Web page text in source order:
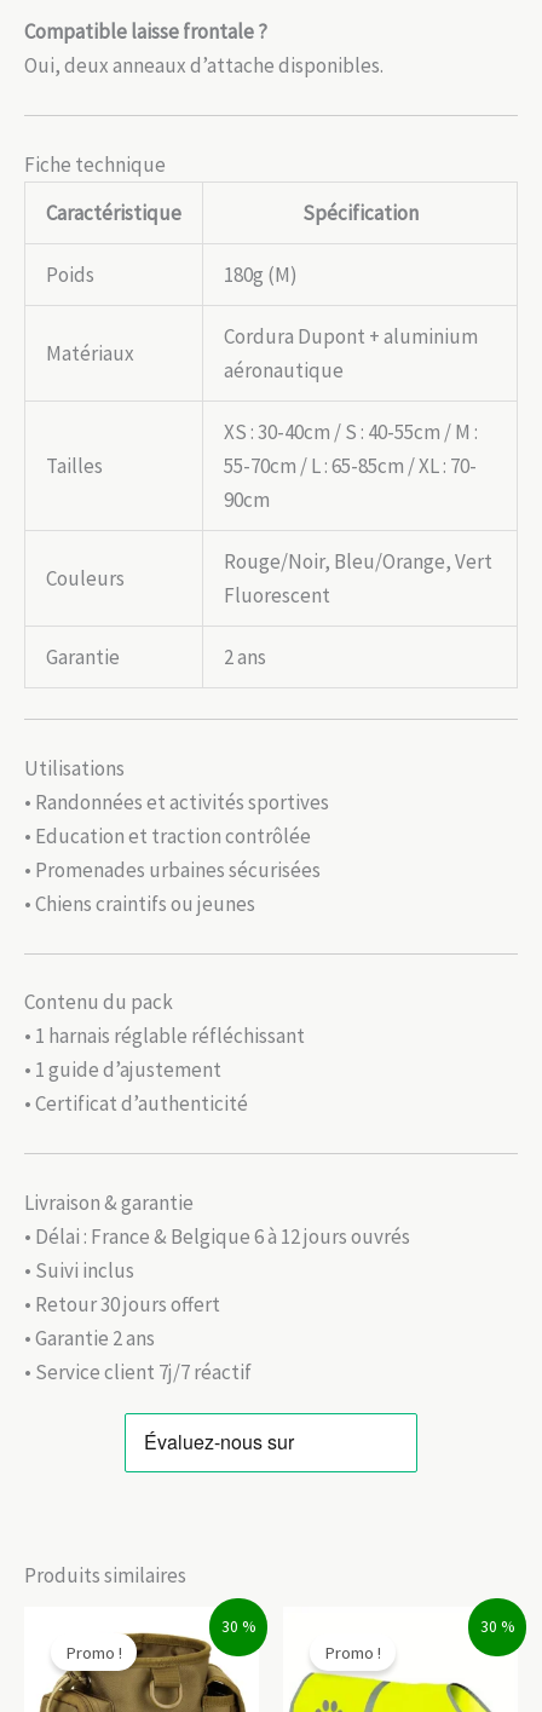
Compatible laisse frontale ?
Oui, deux anneaux d’attache disponibles.
Fiche technique
Caractéristique
Spécification
Poids 180g (M)
Matériaux
Cordura Dupont + aluminium
aéronautique
Tailles
XS : 30-40cm / S : 40-55cm / M :
55-70cm / L : 65-85cm / XL : 70-
90cm
Couleurs
Rouge/Noir, Bleu/Orange, Vert
Fluorescent
Garantie 2 ans
Utilisations
• Randonnées et activités sportives
• Education et traction contrôlée
• Promenades urbaines sécurisées
• Chiens craintifs ou jeunes
Contenu du pack
• 1 harnais réglable réfléchissant
• 1 guide d’ajustement
• Certificat d’authenticité
Livraison & garantie
• Délai : France & Belgique 6 à 12 jours ouvrés
• Suivi inclus
• Retour 30 jours offert
• Garantie 2 ans
• Service client 7j/7 réactif
Produits similaires
30 %
Promo !
30 %
Promo !